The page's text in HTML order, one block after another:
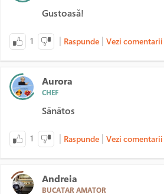
Gustoasă!
1 | Raspunde | Vezi comentarii
Aurora
CHEF
Sănătos
1 | Raspunde | Vezi comentarii
Andreia
BUCATAR AMATOR